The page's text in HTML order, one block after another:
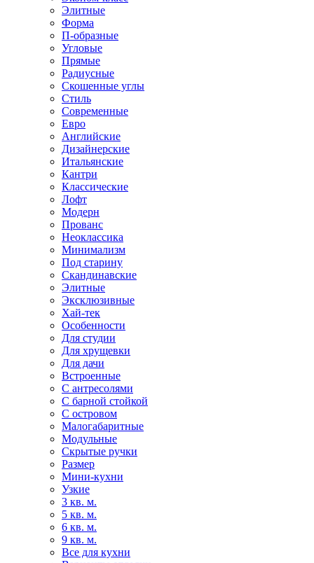
Элитные
Форма
П-образные
Угловые
Прямые
Радиусные
Скошенные углы
Стиль
Современные
Евро
Английские
Дизайнерские
Итальянские
Кантри
Классические
Лофт
Модерн
Прованс
Неоклассика
Минимализм
Под старину
Скандинавские
Элитные
Эксклюзивные
Хай-тек
Особенности
Для студии
Для хрущевки
Для дачи
Встроенные
С антресолями
С барной стойкой
С островом
Малогабаритные
Модульные
Скрытые ручки
Размер
Мини-кухни
Узкие
3 кв. м.
5 кв. м.
6 кв. м.
9 кв. м.
Все для кухни